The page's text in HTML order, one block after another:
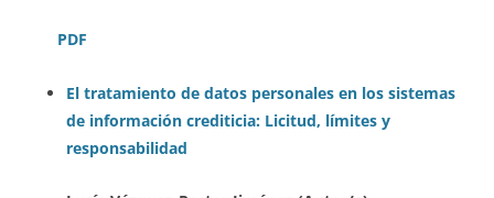
PDF
El tratamiento de datos personales en los sistemas
de información crediticia: Licitud, límites y
responsabilidad